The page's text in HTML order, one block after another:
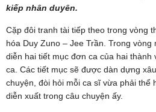
kiếp nhân duyên.
Cặp đôi tranh tài tiếp theo trong vòng
hóa Duy Zuno – Jee Trần. Trong vòng
diễn hai tiết mục đơn ca của hai thành
ca. Các tiết mục sẽ được dàn dựng
chuyện, đòi hỏi mỗi ca sĩ vừa phải thể
diễn xuất trong câu chuyện ấy.